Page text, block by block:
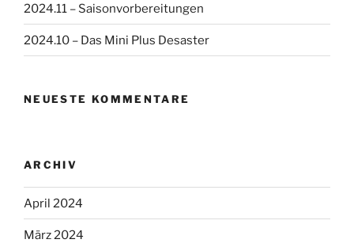
2024.11 – Saisonvorbereitungen
2024.10 – Das Mini Plus Desaster
NEUESTE KOMMENTARE
ARCHIV
April 2024
März 2024